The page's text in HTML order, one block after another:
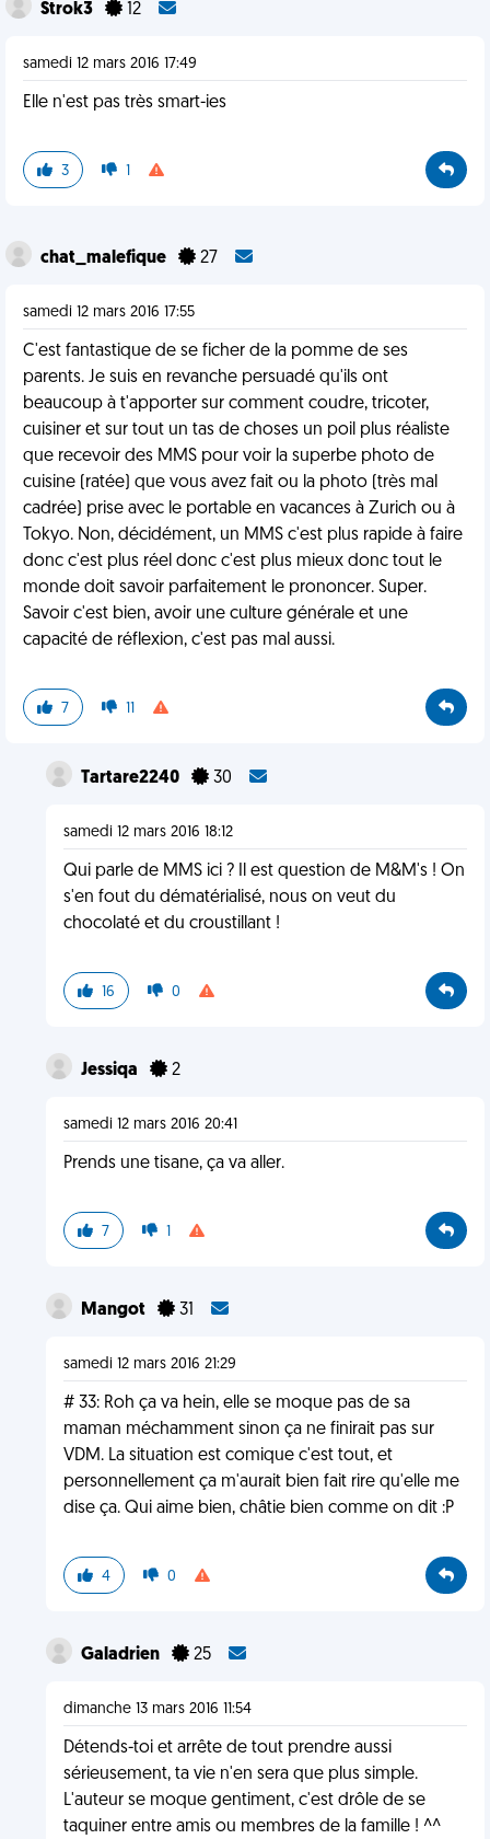
Strok3 12
samedi 12 mars 2016 17:49
Elle n'est pas très smart-ies
3 1
chat_malefique 27
samedi 12 mars 2016 17:55
C'est fantastique de se ficher de la pomme de ses
parents. Je suis en revanche persuadé qu'ils ont
beaucoup à t'apporter sur comment coudre, tricoter,
cuisiner et sur tout un tas de choses un poil plus réaliste
que recevoir des MMS pour voir la superbe photo de
cuisine (ratée) que vous avez fait ou la photo (très mal
cadrée) prise avec le portable en vacances à Zurich ou à
Tokyo. Non, décidément, un MMS c'est plus rapide à faire
donc c'est plus réel donc c'est plus mieux donc tout le
monde doit savoir parfaitement le prononcer. Super.
Savoir c'est bien, avoir une culture générale et une
capacité de réflexion, c'est pas mal aussi.
7 11
Tartare2240 30
samedi 12 mars 2016 18:12
Qui parle de MMS ici ? Il est question de M&M's ! On
s'en fout du dématérialisé, nous on veut du
chocolaté et du croustillant !
16 0
Jessiqa 2
samedi 12 mars 2016 20:41
Prends une tisane, ça va aller.
7 1
Mangot 31
samedi 12 mars 2016 21:29
# 33: Roh ça va hein, elle se moque pas de sa
maman méchamment sinon ça ne finirait pas sur
VDM. La situation est comique c'est tout, et
personnellement ça m'aurait bien fait rire qu'elle me
dise ça. Qui aime bien, châtie bien comme on dit :P
4 0
Galadrien 25
dimanche 13 mars 2016 11:54
Détends-toi et arrête de tout prendre aussi
sérieusement, ta vie n'en sera que plus simple.
L'auteur se moque gentiment, c'est drôle de se
taquiner entre amis ou membres de la famille ! ^^